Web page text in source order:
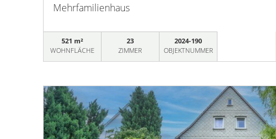
Mehrfamilienhaus
521 m²
WOHNFLÄCHE
23
ZIMMER
2024-190
OBJEKTNUMMER